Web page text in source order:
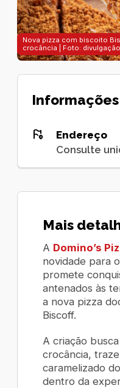
Nova pizza com biscoito
crocância | Foto: divulgação
Informações
Endereço
Consulte
Mais
A Domino’s
novidade para
promete
antenados às
a nova pizza
Biscoff.
A criação
crocância,
caramelizado
dentro da